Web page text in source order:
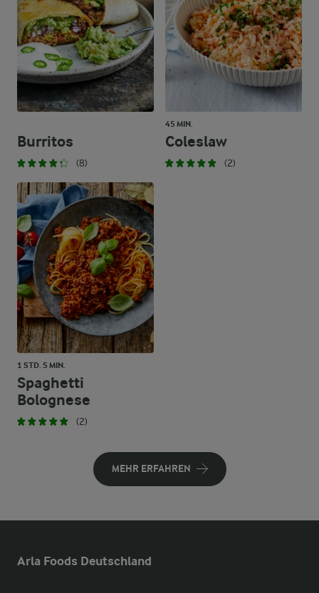
Burritos
(8)
45 MIN.
Coleslaw
(2)
1 STD. 5 MIN.
Spaghetti
Bolognese
(2)
MEHR ERFAHREN
Arla Foods Deutschland